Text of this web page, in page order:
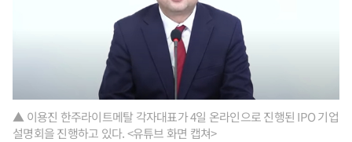
▲ 이용진 한주라이트메탈 각자대표가 4일 온라인으로 진행된 IPO 기업
설명회을 진행하고 있다. <유튜브 화면 캡쳐>